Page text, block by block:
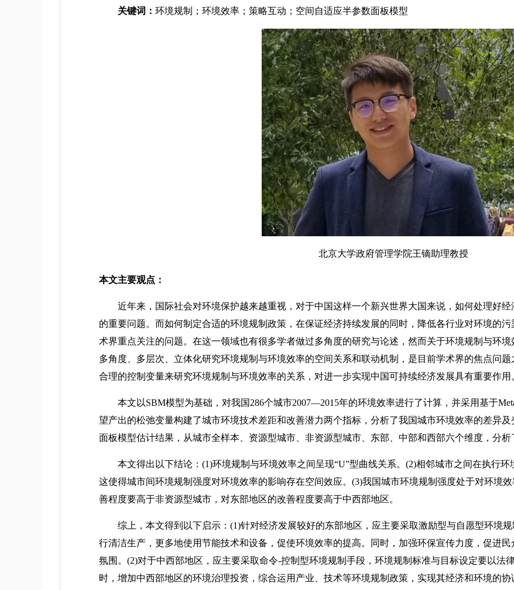
关键词： 环境规制；环境效率；策略互动；空间自适应半参数面板模型
北京大学政府管理学院王镝助理教授
本文主要观点：
近年来，国际社会对环境保护越来越重视，对于中国这样一个新兴世界大国来说，如何处理好经
的重要问题。而如何制定合适的环境规制政策，在保证经济持续发展的同时，降低各行业对环境的
术界重点关注的问题。在这一领域也有很多学者做过多角度的研究与论述，然而关于环境规制与环境
多角度、多层次、立体化研究环境规制与环境效率的空间关系和联动机制，是目前学术界的焦点问
合理的控制变量来研究环境规制与环境效率的关系，对进一步实现中国可持续经济发展具有重要作用
本文以SBM模型为基础，对我国286个城市2007—2015年的环境效率进行了计算，并采用基于
望产出的松弛变量构建了城市环境技术差距和改善潜力两个指标，分析了我国城市环境效率的差异
面板模型估计结果，从城市全样本、资源型城市、非资源型城市、东部、中部和西部六个维度，分析
本文得出以下结论：(1)环境规制与环境效率之间呈现“U”型曲线关系。(2)相邻城市之间在执行环
这使得城市间环境规制强度对环境效率的影响存在空间效应。(3)我国城市环境规制强度处于对环境
善程度要高于非资源型城市，对东部地区的改善程度要高于中西部地区。
综上，本文得到以下启示：(1)针对经济发展较好的东部地区，应主要采取激励型与自愿型环境
行清洁生产，更多地使用节能技术和设备，促使环境效率的提高。同时，加强环保宣传力度，促进
氛围。(2)对于中西部地区，应主要采取命令-控制型环境规制手段，环境规制标准与目标设定要以法
时，增加中西部地区的环境治理投资，综合运用产业、技术等环境规制政策，实现其经济和环境的